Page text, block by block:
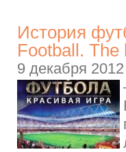
История
Football. The
9 декабря 2012